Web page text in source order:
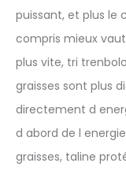
puissant, et plus le
compris mieux
plus vite, tri
graisses sont plus
directement d
d abord de l
graisses, taline